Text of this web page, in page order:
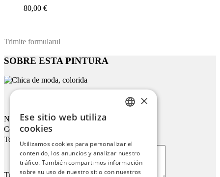
80,00 €
Trimite formularul
SOBRE ESTA PINTURA
Chica De Moda, Colorida
Nombre
Correo electrónico
Teléfono
Tu mensaje
GERMAN
FRENCH
×
Ese sitio web utiliza
cookies
Utilizamos cookies para personalizar el
contenido, los anuncios y analizar nuestro
tráfico. También compartimos información
sobre su uso de nuestro sitio con nuestros